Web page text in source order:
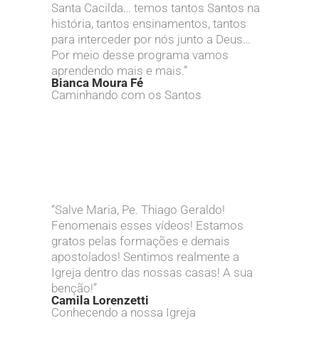
Santa Cacilda… temos tantos Santos na
história, tantos ensinamentos, tantos
para interceder por nós junto a Deus…
Por meio desse programa vamos
aprendendo mais e mais.”
Bianca Moura Fé
Caminhando com os Santos
“Salve Maria, Pe. Thiago Geraldo!
Fenomenais esses vídeos! Estamos
gratos pelas formações e demais
apostolados! Sentimos realmente a
Igreja dentro das nossas casas! A sua
benção!”
Camila Lorenzetti
Conhecendo a nossa Igreja